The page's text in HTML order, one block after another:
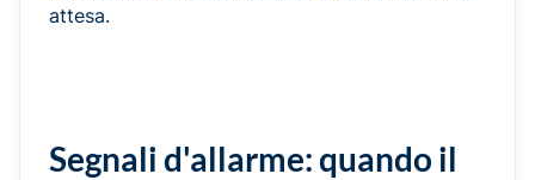
attesa.
Segnali d'allarme: quando il